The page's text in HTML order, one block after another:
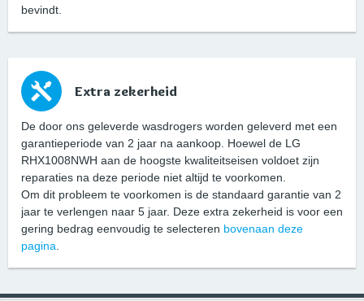
bevindt.
Extra zekerheid
De door ons geleverde wasdrogers worden geleverd met een
garantieperiode van 2 jaar na aankoop. Hoewel de LG
RHX1008NWH aan de hoogste kwaliteitseisen voldoet zijn
reparaties na deze periode niet altijd te voorkomen.
Om dit probleem te voorkomen is de standaard garantie van 2
jaar te verlengen naar 5 jaar. Deze extra zekerheid is voor een
gering bedrag eenvoudig te selecteren bovenaan deze
pagina